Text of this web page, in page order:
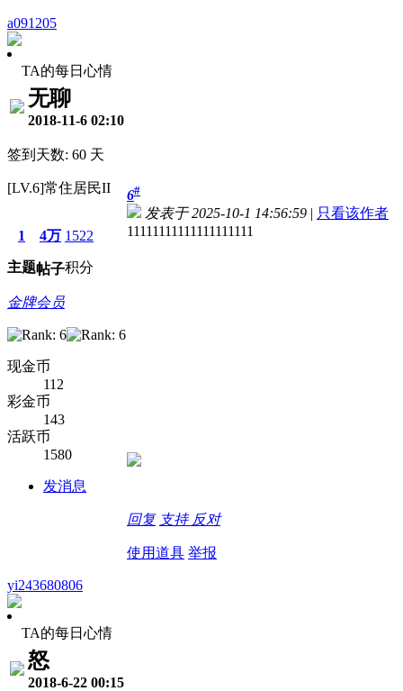
a091205
TA的每日心情
无聊
2018-11-6 02:10
签到天数: 60 天
[LV.6]常住居民II
1
主题
4万
帖子
1522
积分
金牌会员
现金币
112
彩金币
143
活跃币
1580
发消息
6#
发表于 2025-10-1 14:56:59 | 只看该作者
11111111111111111111
回复 支持 反对
使用道具 举报
yi243680806
TA的每日心情
怒
2018-6-22 00:15